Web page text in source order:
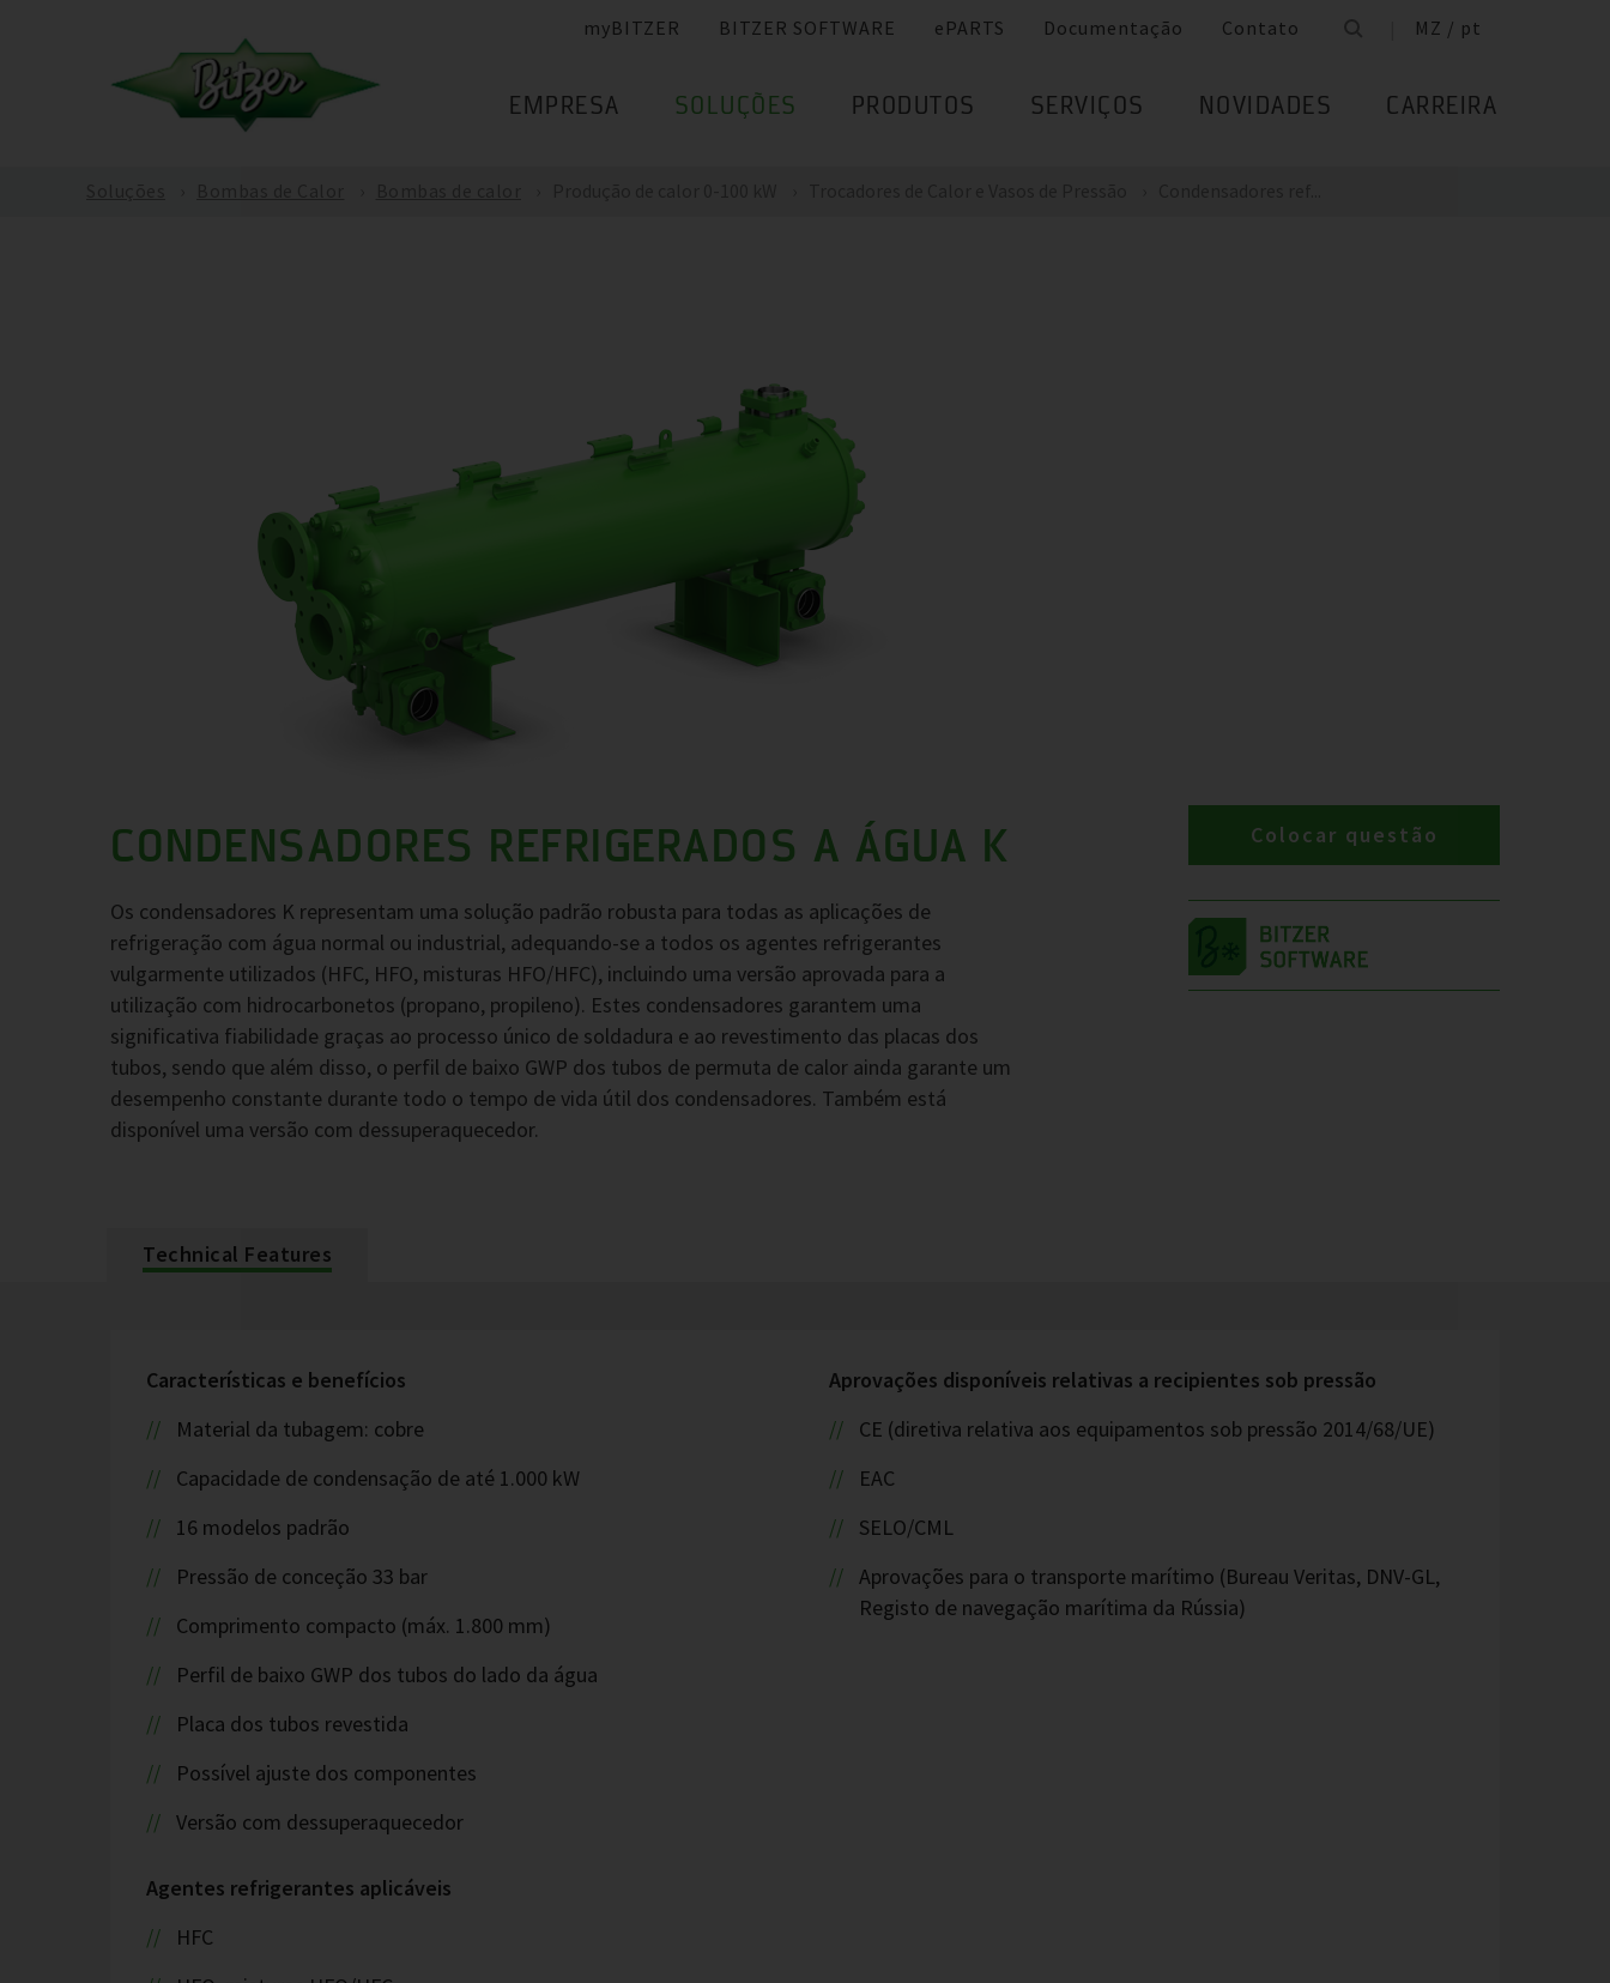
myBITZER BITZER SOFTWARE ePARTS Documentação Contato MZ / pt
EMPRESA SOLUÇÕES PRODUTOS SERVIÇOS NOVIDADES CARREIRA
CONDENSADORES REFRIGERADOS A ÁGUA K
Os condensadores K representam uma solução padrão robusta para todas as aplicações de
refrigeração com água normal ou industrial, adequando-se a todos os agentes refrigerantes
vulgarmente utilizados (HFC, HFO, misturas HFO/HFC), incluindo uma versão aprovada para a
utilização com hidrocarbonetos (propano, propileno). Estes condensadores garantem uma
significativa fiabilidade graças ao processo único de soldadura e ao revestimento das placas dos
tubos, sendo que além disso, o perfil de baixo GWP dos tubos de permuta de calor ainda garante um
desempenho constante durante todo o tempo de vida útil dos condensadores. Também está
disponível uma versão com dessuperaquecedor.
Colocar questão
Technical Features
Características e benefícios
Material da tubagem: cobre
Capacidade de condensação de até 1.000 kW
16 modelos padrão
Pressão de conceção 33 bar
Comprimento compacto (máx. 1.800 mm)
Perfil de baixo GWP dos tubos do lado da água
Placa dos tubos revestida
Possível ajuste dos componentes
Versão com dessuperaquecedor
Agentes refrigerantes aplicáveis
HFC
Aprovações disponíveis relativas a recipientes sob pressão
CE (diretiva relativa aos equipamentos sob pressão 2014/68/UE)
EAC
SELO/CML
Aprovações para o transporte marítimo (Bureau Veritas, DNV-GL,
Registo de navegação marítima da Rússia)